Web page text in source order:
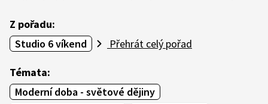
Z pořadu:
Studio 6 víkend
Přehrát celý pořad
Témata:
Moderní doba - světové dějiny